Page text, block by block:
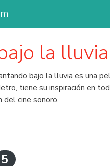
la lluvia
bajo la lluvia es una
tiene su inspiración en
del cine sonoro.
5